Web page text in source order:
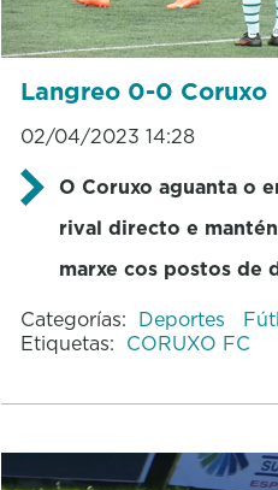
Langreo 0-0 Coruxo
02/04/2023 14:28
O Coruxo aguanta o
rival directo e
marxe cos postos de
Categorías: Deportes
Etiquetas: CORUXO FC